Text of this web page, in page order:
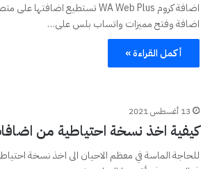
اضافة وفتح مميزات واتساب بلس على…
أكمل القراءة »
13 أغسطس 2021
كيفية اخذ نسخة احتياطية من
للحاجة الماسة في معظم الاحيان الى اخذ نسخة